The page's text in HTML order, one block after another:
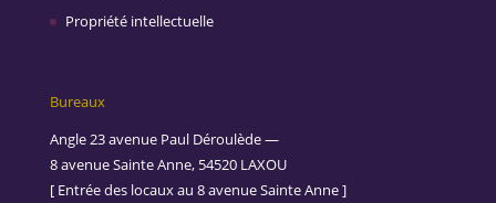
Propriété intellectuelle
Bureaux
Angle 23 avenue Paul Déroulède —
8 avenue Sainte Anne, 54520 LAXOU
[ Entrée des locaux au 8 avenue Sainte Anne ]